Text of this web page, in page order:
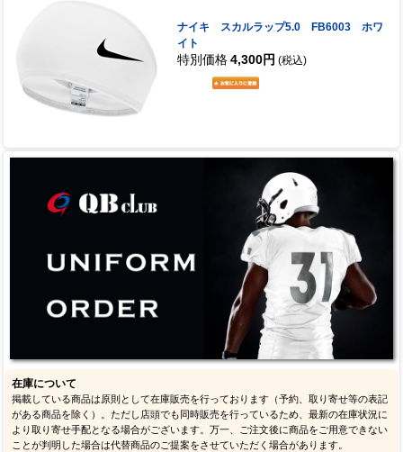
ナイキ スカルラップ5.0 FB6003 ホワ
イト
特別価格 4,300円 (税込)
在庫について
掲載している商品は原則として在庫販売を行っております（予約、取り寄せ等の表記
がある商品を除く）。ただし店頭でも同時販売を行っているため、最新の在庫状況に
より取り寄せ手配となる場合がございます。万一、ご注文後に商品をご用意できない
ことが判明した場合は代替商品のご提案をさせていただく場合があります。